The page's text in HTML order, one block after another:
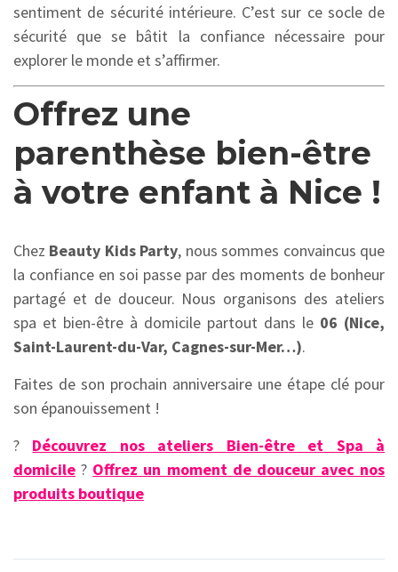
sentiment de sécurité intérieure. C’est sur ce socle de
sécurité que se bâtit la confiance nécessaire pour
explorer le monde et s’affirmer.
Offrez une
parenthèse bien-être
à votre enfant à Nice !
Chez Beauty Kids Party, nous sommes convaincus que
la confiance en soi passe par des moments de bonheur
partagé et de douceur. Nous organisons des ateliers
spa et bien-être à domicile partout dans le 06 (Nice,
Saint-Laurent-du-Var, Cagnes-sur-Mer…).
Faites de son prochain anniversaire une étape clé pour
son épanouissement !
? Découvrez nos ateliers Bien-être et Spa à
domicile ? Offrez un moment de douceur avec nos
produits boutique